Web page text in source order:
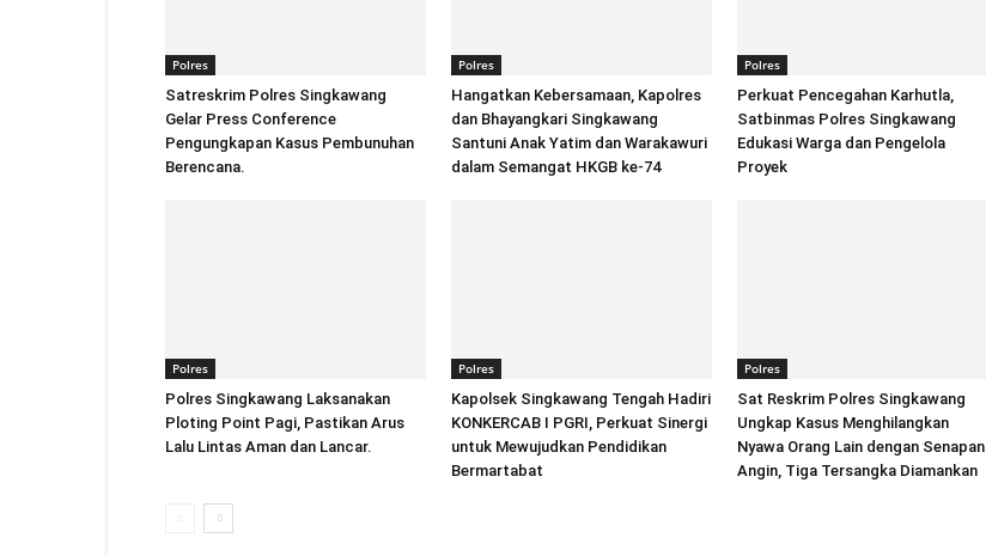
Polres
Satreskrim Polres Singkawang
Gelar Press Conference
Pengungkapan Kasus Pembunuhan
Berencana.
Polres
Hangatkan Kebersamaan, Kapolres
dan Bhayangkari Singkawang
Santuni Anak Yatim dan Warakawuri
dalam Semangat HKGB ke-74
Polres
Perkuat Pencegahan Karhutla,
Satbinmas Polres Singkawang
Edukasi Warga dan Pengelola
Proyek
Polres
Polres Singkawang Laksanakan
Ploting Point Pagi, Pastikan Arus
Lalu Lintas Aman dan Lancar.
Polres
Kapolsek Singkawang Tengah Hadiri
KONKERCAB I PGRI, Perkuat Sinergi
untuk Mewujudkan Pendidikan
Bermartabat
Polres
Sat Reskrim Polres Singkawang
Ungkap Kasus Menghilangkan
Nyawa Orang Lain dengan Senapan
Angin, Tiga Tersangka Diamankan